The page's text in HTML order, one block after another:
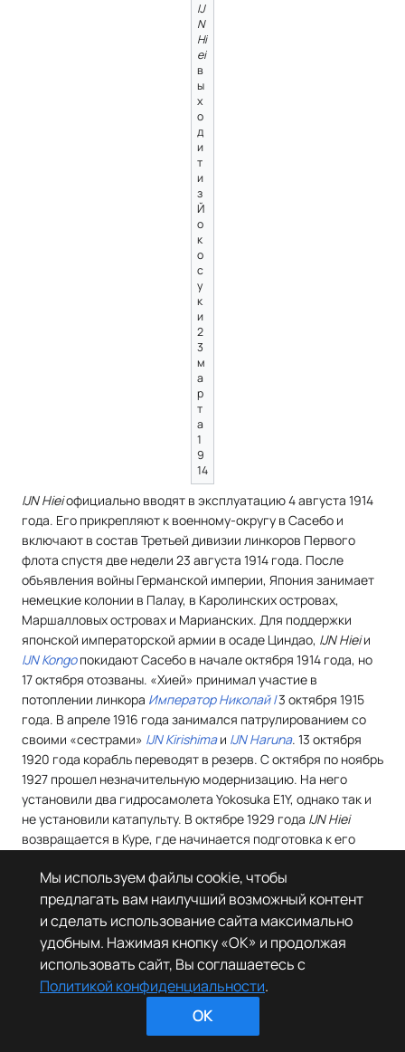
IJ
N
Hi
ei
в
ы
х
о
д
и
т
и
з
Й
о
к
о
с
у
к
и
2
3
м
а
р
т
а
1
9
14
IJN Hieiофициально вводят в эксплуатацию 4 августа 1914
года. Его прикрепляют к военному-округу в Сасебо и
включают в состав Третьей дивизии линкоров Первого
флота спустя две недели 23 августа 1914 года. После
объявления войны Германской империи, Япония занимает
немецкие колонии в Палау, в Каролинских островах,
Маршалловых островах и Марианских. Для поддержки
японской императорской армии в осаде Циндао, IJN Hieiи
IJN Kongoпокидают Сасебо в начале октября 1914 года, но
17 октября отозваны. «Хией» принимал участие в
потоплении линкора Император Николай I3 октября 1915
года. В апреле 1916 года занимался патрулированием со
своими «сестрами» IJN Kirishimaи IJN Haruna. 13 октября
1920 года корабль переводят в резерв. С октября по ноябрь
1927 прошел незначительную модернизацию. На него
установили два гидросамолета Yokosuka E1Y, однако так и
не установили катапульту. В октябре 1929 года IJN Hiei
возвращается в Куре, где начинается подготовка к его
корабль.
Демилитаризация
У
ч
е
б
Мы используем файлы cookie, чтобы
предлагать вам наилучший возможный контент
и сделать использование сайта максимально
удобным. Нажимая кнопку «OK» и продолжая
использовать сайт, Вы соглашаетесь с
Политикой конфиденциальности.
OK